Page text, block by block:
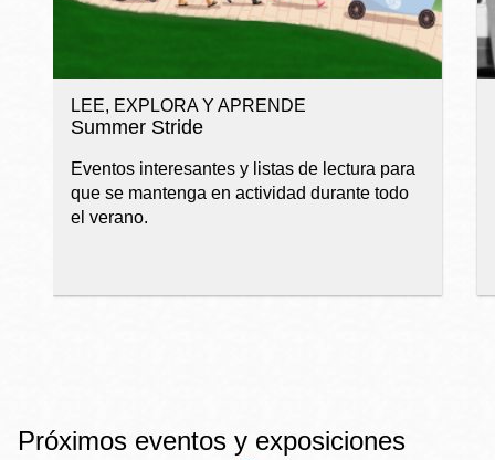
LEE, EXPLORA Y APRENDE
Summer Stride
Eventos interesantes y listas de lectura para
que se mantenga en actividad durante todo
el verano.
Próximos eventos y exposiciones